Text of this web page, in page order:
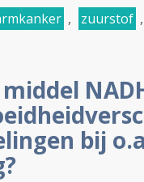
, zuurstof
bij